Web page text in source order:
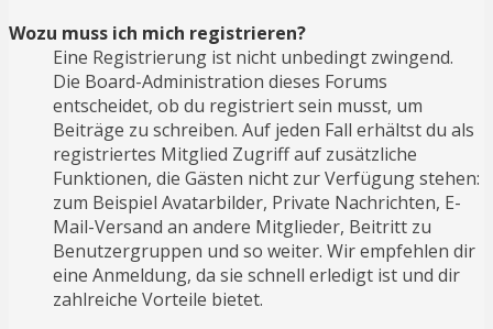
Wozu muss ich mich registrieren?
Eine Registrierung ist nicht unbedingt zwingend.
Die Board-Administration dieses Forums
entscheidet, ob du registriert sein musst, um
Beiträge zu schreiben. Auf jeden Fall erhältst du als
registriertes Mitglied Zugriff auf zusätzliche
Funktionen, die Gästen nicht zur Verfügung stehen:
zum Beispiel Avatarbilder, Private Nachrichten, E-
Mail-Versand an andere Mitglieder, Beitritt zu
Benutzergruppen und so weiter. Wir empfehlen dir
eine Anmeldung, da sie schnell erledigt ist und dir
zahlreiche Vorteile bietet.